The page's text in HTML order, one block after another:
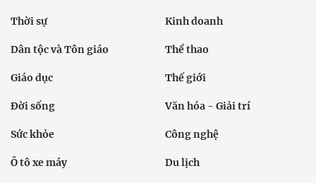
Thời sự Kinh doanh
Dân tộc và Tôn giáo Thể thao
Giáo dục Thế giới
Đời sống Văn hóa - Giải trí
Sức khỏe Công nghệ
Ô tô xe máy Du lịch